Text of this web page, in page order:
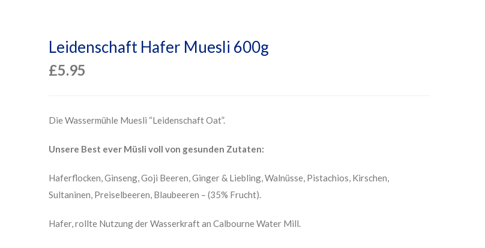
Leidenschaft Hafer Muesli 600g
£5.95
Die Wassermühle Muesli “Leidenschaft Oat”.
Unsere Best ever Müsli voll von gesunden Zutaten:
Haferflocken, Ginseng, Goji Beeren, Ginger & Liebling, Walnüsse, Pistachios, Kirschen,
Sultaninen, Preiselbeeren, Blaubeeren – (35% Frucht).
Hafer, rollte Nutzung der Wasserkraft an Calbourne Water Mill.